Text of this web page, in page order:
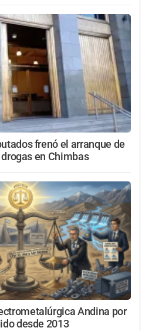
frenó el arranque de
en Chimbas
Andina por
desde 2013